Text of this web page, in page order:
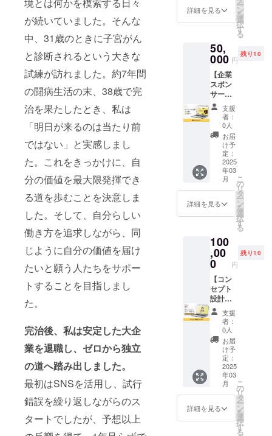
が続いていました。そんな
中、31歳のときに子宮がん
と診断されるという大きな
試練が訪れました。約7年間
の闘病生活の末、38歳で完
治を果たしたとき、私は
「明日が来るのは当たり前
ではない」と実感しまし
た。これをきっかけに、自
分の価値を最大限発揮でき
る道を歩むことを決意しま
した。そして、自分らしい
働き方を追求しながら、同
じように自分の価値を届け
たいと願う人たちをサポー
トすることを目指しまし
た。
完治後、私は安定した大企
業を退職し、ゼロから独立
の道へ踏み出しました。
最初はSNSを活用し、試行
錯誤を繰り返しながらのス
タートでしたが、予想以上
れるコ
（PDF
デー
タ） ・
ロング
セラー
講座へ
の秘密
のエッ
センス
発掘
シート
・講座
爆売れ
テンプ
レシー
座ビジ
ネス完
チェッ
クシー
ト ・最
大120分
個別相
談 実施
場所：
オンラ
イン 開
催日
時：2月
14日
10:00-
12:30
実施時
間：60
加方法
などの
は購入
す。 ※
ニック
での掲
載も可
能で
す。 ※
掲載す
るお名
前は備
考欄に
必ずご
記入く
ださ
い。 ※
公序良
俗に反
ませ
ん。 ※
掲載期
2025年
3月～
2026年
2月まで
の1年間
です。
Japan
代表の
催する
対面講
座に参
加でき
る権利
です。
フロン
トから
個別相
談へと
繋がる
率80%
を保て
るフロ
ントの
構成を
レク
親会付
の講座
になり
ますの
で、参
加者と
の交流
も実施
させて
いただ
きま
す。 実
施場
所：東
京都浜
松町 予
定 開催
日時：2
詳細を見る ー
ン
を
選
択
す
る
50,
000 円
残り10
【企業
スポン
サー】
Levera
ge your
Value
Japan
代表の
朝見由
実のの
企業ス
ポン
サーに
なれる
権利で
ge your
Value
Japan
のHPに
あなた
の企業
名とHP
のリン
クを掲
載させ
ていた
だきま
す。
Levera
ge your
Value
Japan
のHPで
あなた
支援
者：
0人
お届
け予
定：
2025
年03
月
詳細を見る
こ
の
リ
タ
ー
ン
を
選
択
す
る
100
,00
0 円
残り10
【コン
セプト
設計コ
ンサ
ル】 10
名限定
で
Levera
ge your
Value
Japan
代表の
朝見由
実があ
なたの
支援
者：
0人
お届
け予
定：
2025
年03
月
詳細を見る
こ
の
リ
タ
ー
ン
を
選
択
す
る